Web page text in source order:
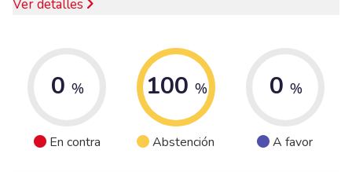
Ver detalles
0 %
En contra
100 %
Abstención
0 %
A favor